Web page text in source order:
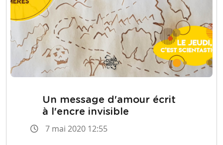
Un message d'amour écrit
à l'encre invisible
7 mai 2020 12:55